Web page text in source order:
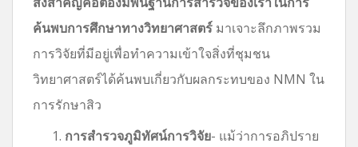
ค้นพบการศึกษาทางวิทยาศาสตร์ มาเจาะลึกภาพรวม
การวิจัยที่มีอยู่เพื่อทำความเข้าใจสิ่งที่ชุมชน
วิทยาศาสตร์ได้ค้นพบเกี่ยวกับผลกระทบของ NMN ใน
การรักษาสิว
การสำรวจภูมิทัศน์การวิจัย- แม้ว่าการอภิปราย